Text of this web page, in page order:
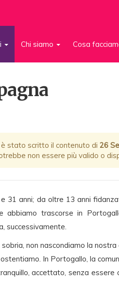
Chi siamo Cosa
stato scritto il contenuto di 26
non essere più valido o
31 anni; da oltre 13 anni
abbiamo trascorse in
successivamente.
non nascondiamo la
In Portogallo, la
accettato, senza essere